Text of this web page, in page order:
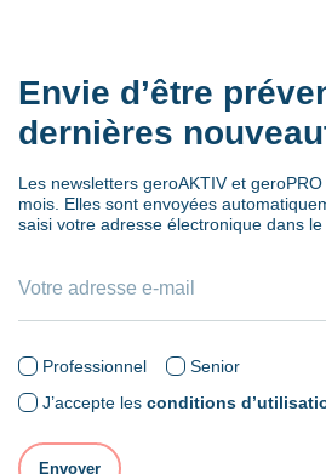
Envie d’être
dernières
Les newsletters geroAKTIV et
mois. Elles sont envoyées
saisi votre adresse électronique dans le
Professionnel
Senior
J’accepte les conditions